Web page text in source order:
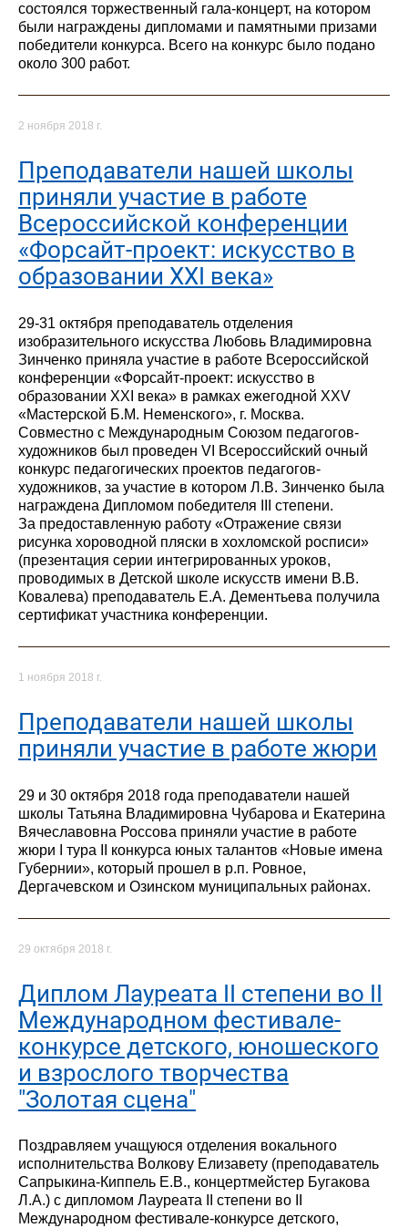
состоялся торжественный гала-концерт, на котором
были награждены дипломами и памятными призами
победители конкурса. Всего на конкурс было подано
около 300 работ.
2 ноября 2018 г.
Преподаватели нашей школы
приняли участие в работе
Всероссийской конференции
«Форсайт-проект: искусство в
образовании XXI века»
29-31 октября преподаватель отделения
изобразительного искусства Любовь Владимировна
Зинченко приняла участие в работе Всероссийской
конференции «Форсайт-проект: искусство в
образовании XXI века» в рамках ежегодной XXV
«Мастерской Б.М. Неменского», г. Москва.
Совместно с Международным Союзом педагогов-
художников был проведен VI Всероссийский очный
конкурс педагогических проектов педагогов-
художников, за участие в котором Л.В. Зинченко была
награждена Дипломом победителя III степени.
За предоставленную работу «Отражение связи
рисунка хороводной пляски в хохломской росписи»
(презентация серии интегрированных уроков,
проводимых в Детской школе искусств имени В.В.
Ковалева) преподаватель Е.А. Дементьева получила
сертификат участника конференции.
1 ноября 2018 г.
Преподаватели нашей школы
приняли участие в работе жюри
29 и 30 октября 2018 года преподаватели нашей
школы Татьяна Владимировна Чубарова и Екатерина
Вячеславовна Россова приняли участие в работе
жюри I тура II конкурса юных талантов «Новые имена
Губернии», который прошел в р.п. Ровное,
Дергачевском и Озинском муниципальных районах.
29 октября 2018 г.
Диплом Лауреата II степени во II
Международном фестивале-
конкурсе детского, юношеского
и взрослого творчества
"Золотая сцена"
Поздравляем учащуюся отделения вокального
исполнительства Волкову Елизавету (преподаватель
Сапрыкина-Киппель Е.В., концертмейстер Бугакова
Л.А.) с дипломом Лауреата II степени во II
Международном фестивале-конкурсе детского,